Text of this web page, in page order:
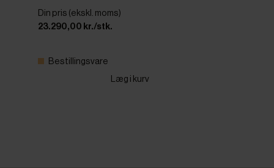
Din pris (ekskl. moms)
23.290,00 kr./stk.
Bestillingsvare
Læg i kurv